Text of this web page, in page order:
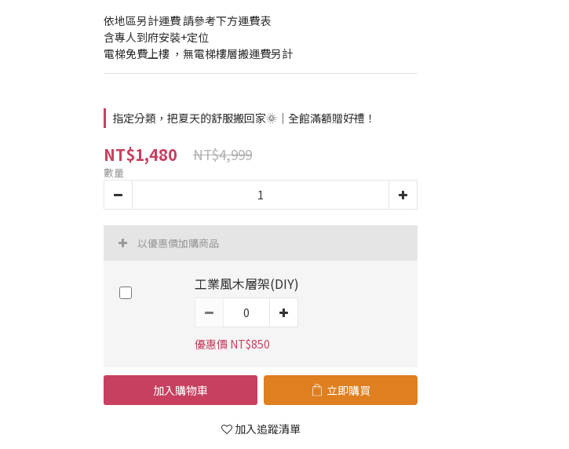
依地區另計運費 請參考下方運費表
含專人到府安裝+定位
電梯免費上樓 ，無電梯樓層搬運費另計
指定分類，把夏天的舒服搬回家🌞｜全館滿額贈好禮！
NT$1,480 NT$4,999
數量
以優惠價加購商品
工業風木層架(DIY)
優惠價 NT$850
加入購物車 立即購買
加入追蹤清單